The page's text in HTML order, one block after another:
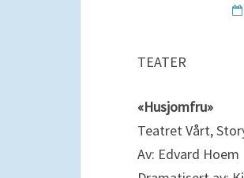
TEATER
«Husjomfru»
Teatret Vårt,
Av: Edvard Hoem